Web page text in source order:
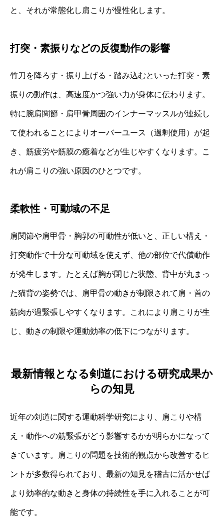
と、それが常態化し肩こりが慢性化します。
打突・素振りなどの反復動作の影響
竹刀を降ろす・振り上げる・踏み込むといった打突・素
振りの動作は、高速度かつ強い力が身体に伝わります。
特に腕肩関節・肩甲骨周囲のインナーマッスルが連続し
て使われることによりオーバーユース（過剰使用）が起
き、筋疲労や筋膜の癒着などが生じやすくなります。こ
れが肩こりの強い原因のひとつです。
柔軟性・可動域の不足
肩関節や肩甲骨・胸郭の可動性が低いと、正しい構え・
打突動作で十分な可動域を使えず、他の部位で代償動作
が発生します。たとえば胸が閉じた状態、背中が丸まっ
た猫背の姿勢では、肩甲骨の動きが制限されて肩・首の
筋肉が過緊張しやすくなります。これにより肩こりが生
じ、動きの制限や運動効率の低下につながります。
最新情報となる剣道における研究成果か
らの知見
近年の剣道に関する運動科学研究により、肩こりや構
え・動作への筋緊張がどう影響するかが明らかになって
きています。肩こりの問題を技術的観点から改善するヒ
ントが多数得られており、最新の知見を稽古に活かせば
より効率的な動きと身体の持続性を手に入れることが可
能です。